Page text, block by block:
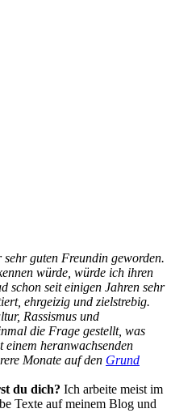
guten Freundin geworden.
würde, würde ich ihren
schon seit einigen Jahren sehr
ehrgeizig und zielstrebig.
Rassismus und
die Frage gestellt, was
heranwachsenden
Monate auf den Grund
du dich? Ich arbeite meist im
Texte auf meinem Blog und